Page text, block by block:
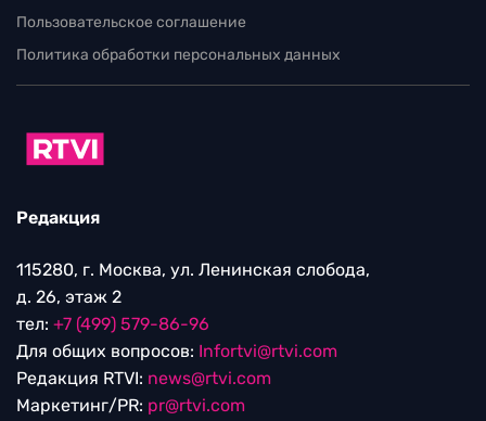
Пользовательское соглашение
Политика обработки персональных данных
Редакция
115280, г. Москва, ул. Ленинская слобода,
д. 26, этаж 2
тел: +7 (499) 579-86-96
Для общих вопросов: Infortvi@rtvi.com
Редакция RTVI: news@rtvi.com
Маркетинг/PR: pr@rtvi.com